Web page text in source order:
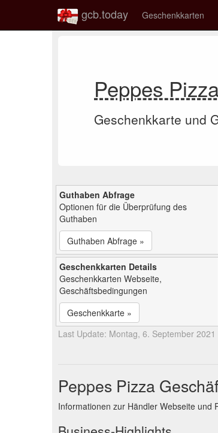
gcb.today Geschenkkarten
Peppes
Geschenkkarte und
Guthaben Abfrage
Optionen für die Überprüfung des
Guthaben
Guthaben Abfrage »
Geschenkkarten Details
Geschenkkarten Webseite,
Geschäftsbedingungen
Geschenkkarte »
Last Update: Montag, 6. September 2021
Peppes Pizza
Informationen zur Händler Webseite und